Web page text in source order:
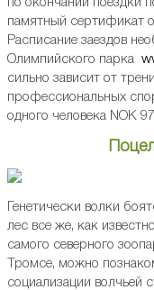
по окончании поездки
памятный сертификат
Расписание заездов
Олимпийского парка
сильно зависит от
профессиональных
одного человека NOK
Генетически волки
лес все же, как
самого северного
Тромсе, можно
социализации волчьей